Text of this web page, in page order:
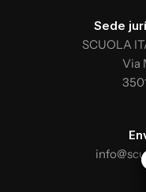
Sede
SCUOLA
Via